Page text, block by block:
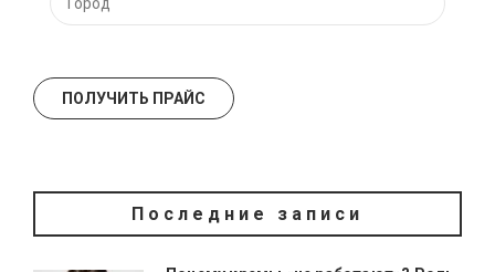
Последние записи